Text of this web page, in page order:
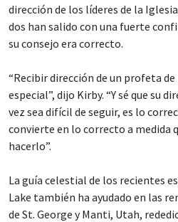
dirección de los líderes de la
dos han salido con una fuerte
su consejo era correcto.
“Recibir dirección de un profeta
especial”, dijo Kirby. “Y sé que su
vez sea difícil de seguir, es lo
convierte en lo correcto a medida
hacerlo”.
La guía celestial de los recientes
Lake también ha ayudado en las
de St. George y Manti, Utah,